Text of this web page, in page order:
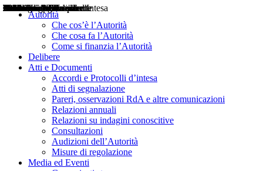
Autorità
Che cos’è l’Autorità
Che cosa fa l’Autorità
Come si finanzia l’Autorità
Delibere
Atti e Documenti
Accordi e Protocolli d’intesa
Atti di segnalazione
Pareri, osservazioni RdA e altre comunicazioni
Relazioni annuali
Relazioni su indagini conoscitive
Consultazioni
Audizioni dell’Autorità
Misure di regolazione
Media ed Eventi
Delibere
Pareri
Consultazioni
Audizioni
Atti di Segnalazione
Accordi e Protocolli d'Intesa
Relazioni annuali
Misure di regolazione
Notizie
Comunicati Stampa
Bollettini ART
Convegni ART
Interviste del Presidente
Articoli in primo piano
Interventi del Presidente
2004
2005
2010
2013
2014
2015
2016
2017
2018
2019
202
2020
2021
2022
2023
2024
2025
2026
Aereo
Marittimo
Terrestre